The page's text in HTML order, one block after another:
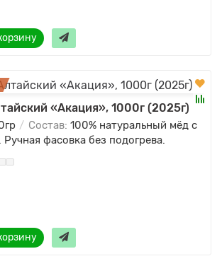
«Акация», 1000г (2025г)
Состав: 100% натуральный мёд с
фасовка без подогрева.